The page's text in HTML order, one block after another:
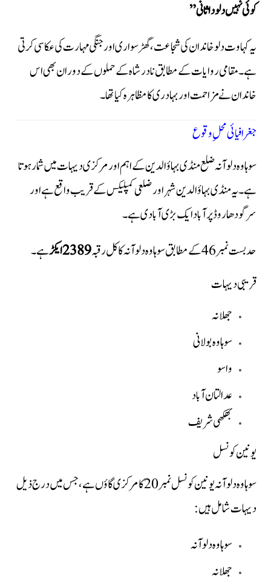
کوئی نہیں دلو دا ثانی”
یہ کہاوت دلو خاندان کی شجاعت، گھڑسواری اور جنگی مہارت کی عکاسی کرتی
ہے۔ مقامی روایات کے مطابق نادر شاہ کے حملوں کے دوران بھی اس
خاندان نے مزاحمت اور بہادری کا مظاہرہ کیا تھا۔
جغرافیائی محلِ وقوع
سوہاوہ دلوآنہ ضلع منڈی بہاؤالدین کے اہم اور مرکزی دیہات میں شمار ہوتا
ہے۔ یہ منڈی بہاؤالدین شہر اور ضلعی کمپلیکس کے قریب واقع ہے اور
سرگودھا روڈ پر آباد ایک بڑی آبادی ہے۔
حد بست نمبر 46 کے مطابق سوہاوہ دلوآنہ کا کل رقبہ
2389 ایکڑ
ہے۔
قریبی دیہات
جھلانہ
سوہاوہ بولانی
واسو
عدالتان آباد
بھکھی شریف
یونین کونسل
سوہاوہ دلوآنہ یونین کونسل نمبر 20 کا مرکزی گاؤں ہے، جس میں درج ذیل
دیہات شامل ہیں:
سوہاوہ دلوآنہ
جھلانہ